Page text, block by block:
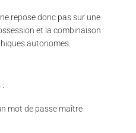
repose donc pas sur une
et la combinaison
autonomes.
mot de passe maître